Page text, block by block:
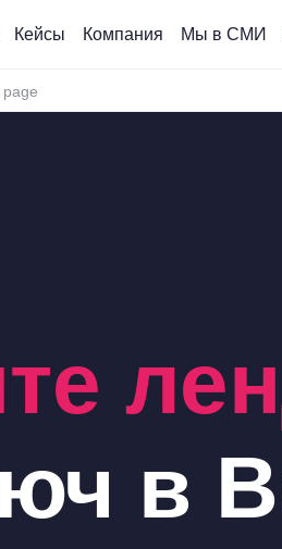
Кейсы Компания Мы в СМИ
в